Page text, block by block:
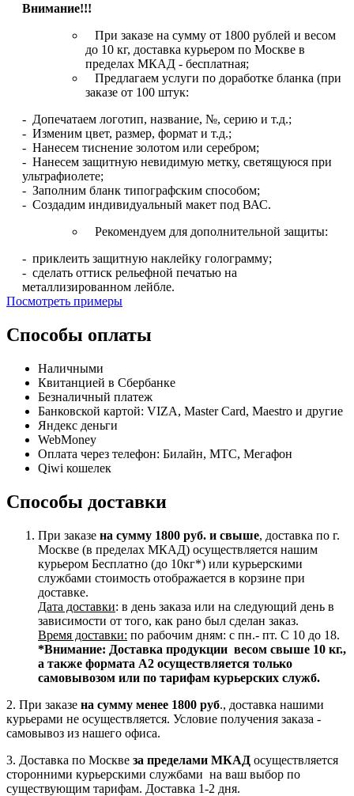
Внимание!!!
При заказе на сумму от 1800 рублей и весом
до 10 кг, доставка курьером по Москве в
пределах МКАД - бесплатная;
Предлагаем услуги по доработке бланка (при
заказе от 100 штук:
- Допечатаем логотип, название, №, серию и т.д.;
- Изменим цвет, размер, формат и т.д.;
- Нанесем тиснение золотом или серебром;
- Нанесем защитную невидимую метку, светящуюся при
ультрафиолете;
- Заполним бланк типографским способом;
- Создадим индивидуальный макет под ВАС.
Рекомендуем для дополнительной защиты:
- приклеить защитную наклейку голограмму;
- сделать оттиск рельефной печатью на
металлизированном лейбле.
Посмотреть примеры
Способы оплаты
Наличными
Квитанцией в Сбербанке
Безналичный платеж
Банковской картой: VIZA, Master Card, Maestro и другие
Яндекс деньги
WebMoney
Оплата через телефон: Билайн, МТС, Мегафон
Qiwi кошелек
Способы доставки
При заказе на сумму 1800 руб. и свыше, доставка по г.
Москве (в пределах МКАД) осуществляется нашим
курьером Бесплатно (до 10кг*) или курьерскими
службами стоимость отображается в корзине при
доставке.
Дата доставки: в день заказа или на следующий день в
зависимости от того, как рано был сделан заказ.
Время доставки: по рабочим дням: с пн.- пт. С 10 до 18.
*Внимание: Доставка продукции весом свыше 10 кг.,
а также формата А2 осуществляется только
самовывозом или по тарифам курьерских служб.
2. При заказе на сумму менее 1800 руб., доставка нашими
курьерами не осуществляется. Условие получения заказа -
самовывоз из нашего офиса.
3. Доставка по Москве за пределами МКАД осуществляется
сторонними курьерскими службами на ваш выбор по
существующим тарифам. Доставка 1-2 дня.